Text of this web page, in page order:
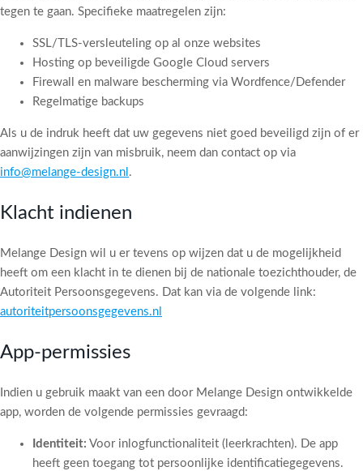
tegen te gaan. Specifieke maatregelen zijn:
SSL/TLS-versleuteling op al onze websites
Hosting op beveiligde Google Cloud servers
Firewall en malware bescherming via Wordfence/Defender
Regelmatige backups
Als u de indruk heeft dat uw gegevens niet goed beveiligd zijn of er
aanwijzingen zijn van misbruik, neem dan contact op via
info@melange-design.nl .
Klacht indienen
Melange Design wil u er tevens op wijzen dat u de mogelijkheid
heeft om een klacht in te dienen bij de nationale toezichthouder, de
Autoriteit Persoonsgegevens. Dat kan via de volgende link:
autoriteitpersoonsgegevens.nl
App-permissies
Indien u gebruik maakt van een door Melange Design ontwikkelde
app, worden de volgende permissies gevraagd:
Identiteit: Voor inlogfunctionaliteit (leerkrachten). De app
heeft geen toegang tot persoonlijke identificatiegegevens.